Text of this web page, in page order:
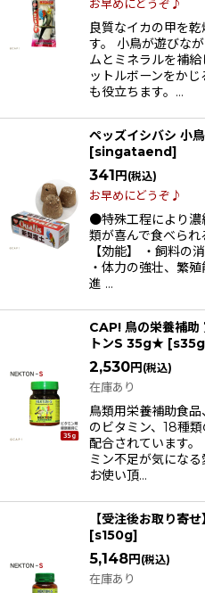
お早めにどうぞ♪
良質なイカの甲を
す。 小鳥が遊びな
ムとミネラルを補
ットルボーンをか
も役立ちます。…
ペッズイシバシ 小
[singataend]
341円 (税込)
お早めにどうぞ♪
●特殊工程により濃
類が喜んで食べられ
【効能】 ・飼料の
・体力の強壮、繁
進 …
CAP! 鳥の栄養補
トンS 35g★ [s35g
2,530円 (税込)
在庫あり
鳥類用栄養補助食
のビタミン、18種
配合されています
ミン不足が気にな
お使い頂…
【受注後お取り寄
[s150g]
5,148円 (税込)
在庫あり